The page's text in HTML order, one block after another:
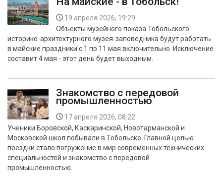
АРХИВ PDF
19 апреля 2026, 19:29
Объекты музейного показа Тобольского
историко-архитектурного музея-заповедника будут работать
в майские праздники с 1 по 11 мая включительно. Исключение
составит 4 мая - этот день будет выходным.
Знакомство с передовой
промышленностью
17 апреля 2026, 08:22
Ученики Боровской, Каскаринской, Новотарманской и
Московской школ побывали в Тобольске. Главной целью
поездки стало погружение в мир современных технических
специальностей и знакомство с передовой
промышленностью.